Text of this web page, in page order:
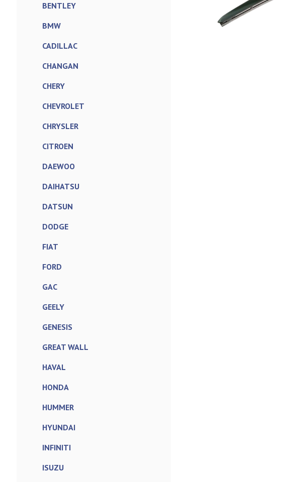
BENTLEY
BMW
CADILLAC
CHANGAN
CHERY
CHEVROLET
CHRYSLER
CITROEN
DAEWOO
DAIHATSU
DATSUN
DODGE
FIAT
FORD
GAC
GEELY
GENESIS
GREAT WALL
HAVAL
HONDA
HUMMER
HYUNDAI
INFINITI
ISUZU